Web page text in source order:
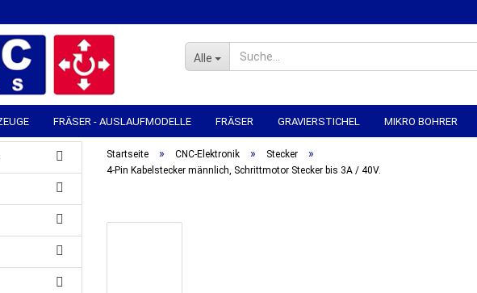
Alle
FRÄSER - AUSLAUFMODELLE FRÄSER GRAVIERSTICHEL MIKRO BOHRER
MASCHINEN-ZUBEHÖR SPANNTECHNIK CNC-ELEKTRONIK
LAGER & VERSAND
Startseite » CNC-Elektronik » Stecker »
4-Pin Kabelstecker männlich, Schrittmotor Stecker bis 3A / 40V.